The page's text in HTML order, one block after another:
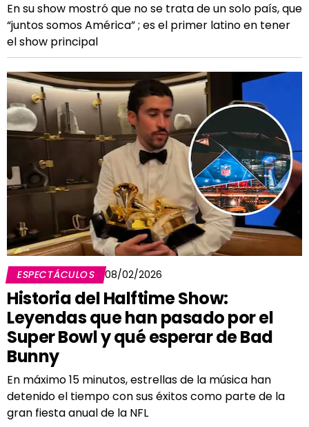
En su show mostró que no se trata de un solo país, que
“juntos somos América” ; es el primer latino en tener
el show principal
ESPECTÁCULOS 08/02/2026
Historia del Halftime Show:
Leyendas que han pasado por el
Super Bowl y qué esperar de Bad
Bunny
En máximo 15 minutos, estrellas de la música han
detenido el tiempo con sus éxitos como parte de la
gran fiesta anual de la NFL